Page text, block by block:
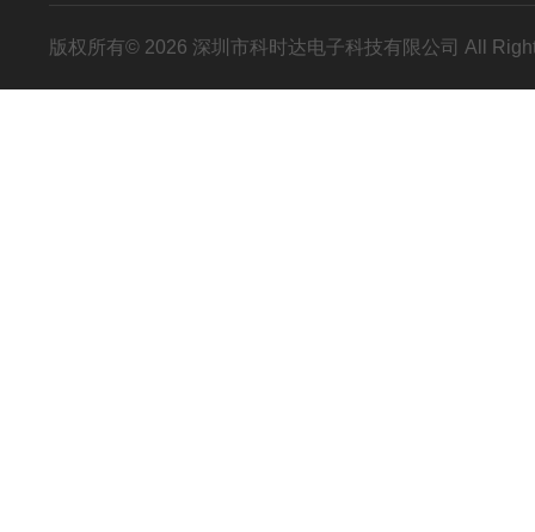
版权所有© 2026 深圳市科时达电子科技有限公司 All